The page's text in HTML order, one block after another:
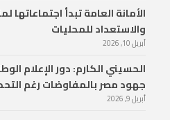
الأمانة العامة تبدأ
والاستعداد للمحليات
أبريل 10, 2026
الحسيني الكارم: دور الإعلام
جهود مصر بالمفاوضات رغم
أبريل 9, 2026